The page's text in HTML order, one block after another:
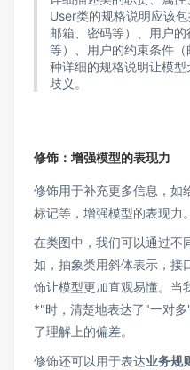
User类的规格说明应该
邮箱、密码等）、用户
等）、用户的约束条件
种详细的规格说明让模
歧义。
修饰：增强模型的表现力
修饰用于补充更多信息，如
标记等，增强模型的表现力。
在类图中，我们可以通过不
如，抽象类用斜体表示，
饰让模型更加直观易懂。当
*"时，清楚地表达了"一对
了理解上的偏差。
修饰还可以用于表达业务规